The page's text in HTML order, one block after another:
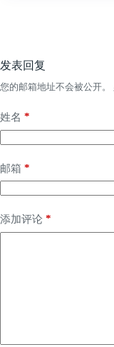
发表回复
您的邮箱地址不会被公开。
姓名 *
邮箱 *
添加评论 *